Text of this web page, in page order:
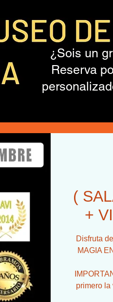
¿Sois un
Reserva
(
+
Disfruta
MAGIA
primero la